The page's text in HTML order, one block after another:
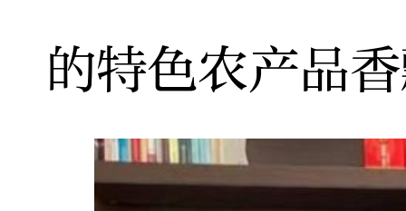
的特色农产品